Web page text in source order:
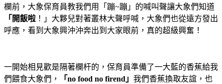
欄前，大象保育員教我們用「蹦~蹦」的喊叫聲讓大象們知道
「開飯啦 ！」大夥兒對著叢林大聲呼喊，大象們也從遠方發出
呼應，看到大象興沖沖奔出到大家眼前，真的超級興奮！
一開始相見歡是隔著欄杆的，保育員準備了一大藍的香蕉給我
們餵食大象們，
「no food no firend」 我們香蕉換取友誼，也